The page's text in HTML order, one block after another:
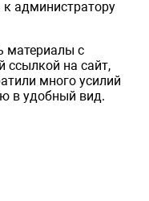
к администратору
материалы с
ссылкой на сайт,
много усилий
в удобный вид.